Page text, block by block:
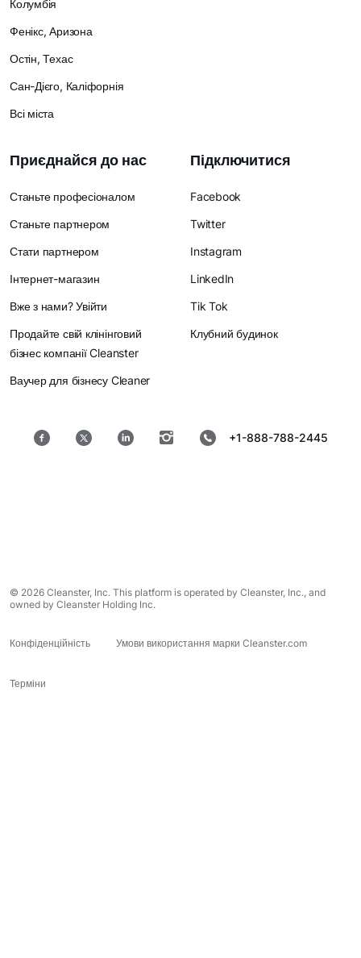
Колумбія
Фенікс, Аризона
Остін, Техас
Сан-Дієго, Каліфорнія
Всі міста
Приєднайся до нас
Станьте професіоналом
Станьте партнером
Стати партнером
Інтернет-магазин
Вже з нами? Увійти
Продайте свій клінінговий
бізнес компанії Cleanster
Ваучер для бізнесу Cleaner
Підключитися
Facebook
Twitter
Instagram
LinkedIn
Tik Tok
Клубний будинок
+1-888-788-2445
© 2026 Cleanster, Inc. This platform is operated by Cleanster, Inc., and
owned by Cleanster Holding Inc.
Конфіденційність Умови використання марки Cleanster.com
Терміни